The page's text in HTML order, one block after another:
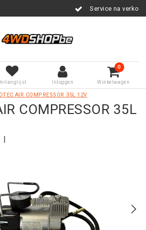
Service na verkoop
Inloggen
0
Winkelwagen
AIR COMPRESSOR 35L 12V
COMPRESSOR 35L